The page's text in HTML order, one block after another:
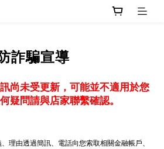
詐騙宣導
尚未受更新，可能並不適用於您
疑問請與店家聯繫確認。
理由透過簡訊、電話向您索取相關金融帳戶、